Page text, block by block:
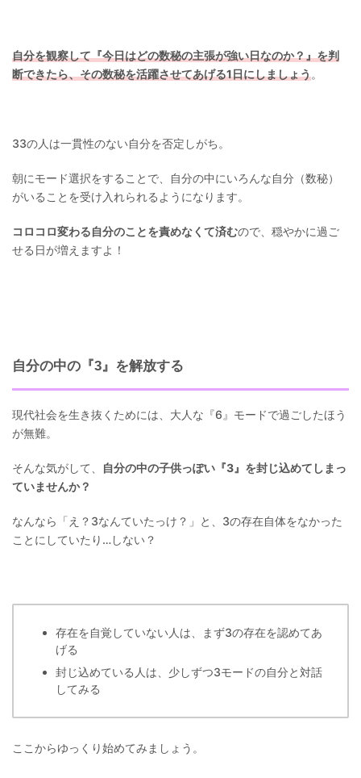
自分を観察して『今日はどの数秘の主張が強い日なのか？』を判
断できたら、その数秘を活躍させてあげる1日にしましょう。
33の人は一貫性のない自分を否定しがち。
朝にモード選択をすることで、自分の中にいろんな自分（数秘）
がいることを受け入れられるようになります。
コロコロ変わる自分のことを責めなくて済むので、穏やかに過ご
せる日が増えますよ！
自分の中の『3』を解放する
現代社会を生き抜くためには、大人な『6』モードで過ごしたほう
が無難。
そんな気がして、
自分の中の子供っぽい『3』を封じ込めてしまっ
ていませんか？
なんなら「え？3なんていたっけ？」と、3の存在自体をなかった
ことにしていたり…しない？
存在を自覚していない人は、まず3の存在を認めてあ
げる
封じ込めている人は、少しずつ3モードの自分と対話
してみる
ここからゆっくり始めてみましょう。